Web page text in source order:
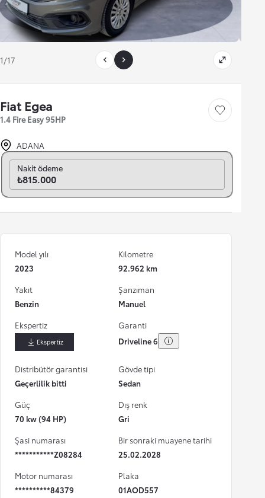
1/17
Fiat Egea
1.4 Fire Easy 95HP
Save car
ADANA
Aylık seç
Nakit ödeme
₺815.000
Model yılı
2023
Kilometre
92.962 km
Yakıt
Benzin
Şanzıman
Manuel
Ekspertiz
İndir
Garanti
Driveline 6
Distribütör garantisi
Geçerlilik bitti
Gövde tipi
Sedan
Güç
70 kw (94 HP)
Dış renk
Gri
Şasi numarası
***********Z08284
Bir sonraki muayene tarihi
25.02.2028
Motor numarası
**********84379
Plaka
01AOD557